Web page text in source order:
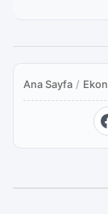
Ana Sayfa /